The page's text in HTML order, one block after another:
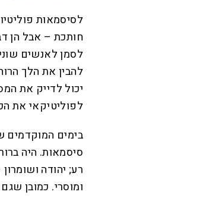
לסיסמאות
חותכת – אבל הן
לסמן לאנשים
להבין את הלך
יכול לדייק את
לפוליטיקאי את
בימים המוקדמים
סיסמאות. היה
רע; יהודה
ומוסרי. כמובן